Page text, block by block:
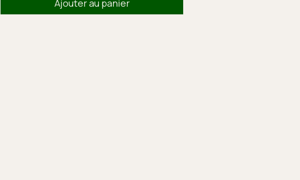
Ajouter au panier